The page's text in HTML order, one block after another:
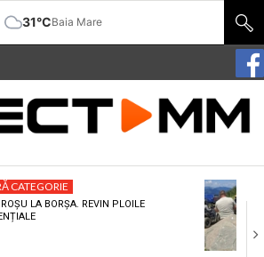
31°CBaia Mare
CATEGORIE
LA BORȘA. REVIN PLOILE